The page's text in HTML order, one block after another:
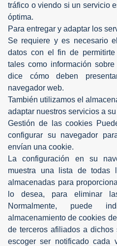
tráfico o viendo si un servicio
óptima.
Para entregar y adaptar los
Se requiere y es necesario
datos con el fin de
tales como información
dice cómo deben
navegador web.
También utilizamos el
adaptar nuestros servicios a
Gestión de las cookies
configurar su navegador
envían una cookie.
La configuración en su
muestra una lista de todas
almacenadas para
lo desea, para eliminar
Normalmente, puede
almacenamiento de cookies
de terceros afiliados a dichos
escoger ser notificado cada